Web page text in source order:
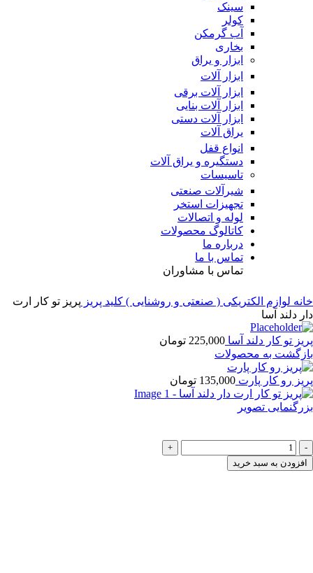
سینک
کولر
آب گرمکن
بخاری
ابزار و یراق
ابزار آلات
ابزار آلات برقی
ابزار آلات بنایی
ابزار آلات دستی
یراق آلات
انواع قفل
دستگیره و یراق آلات
تاسیسات
شیرآلات صنعتی
تجهیزات استخر
لوله و اتصالات
کاتالوگ محصولات
درباره ما
تماس با ما
تماس با مشاوران
خانه لوازم الکتریکی ( صنعتی و روشنایی ) کلید پریز پریز تو کار ارت
دار دلند آسا
پریز تو کار دلند آسا 225,000 تومان
بازگشت به محصولات
پریز رو کار پارت 135,000 تومان
بزرگنمایی تصویر
پریز
تو
کار
افزودن به سبد خرید